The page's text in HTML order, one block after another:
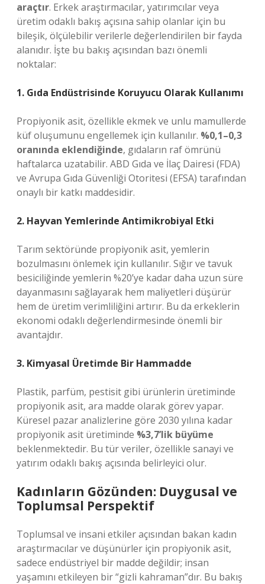
araçtır. Erkek araştırmacılar, yatırımcılar veya
üretim odaklı bakış açısına sahip olanlar için bu
bileşik, ölçülebilir verilerle değerlendirilen bir fayda
alanıdır. İşte bu bakış açısından bazı önemli
noktalar:
1. Gıda Endüstrisinde Koruyucu Olarak Kullanımı
Propiyonik asit, özellikle ekmek ve unlu mamullerde
küf oluşumunu engellemek için kullanılır. %0,1–0,3
oranında eklendiğinde, gıdaların raf ömrünü
haftalarca uzatabilir. ABD Gıda ve İlaç Dairesi (FDA)
ve Avrupa Gıda Güvenliği Otoritesi (EFSA) tarafından
onaylı bir katkı maddesidir.
2. Hayvan Yemlerinde Antimikrobiyal Etki
Tarım sektöründe propiyonik asit, yemlerin
bozulmasını önlemek için kullanılır. Sığır ve tavuk
besiciliğinde yemlerin %20’ye kadar daha uzun süre
dayanmasını sağlayarak hem maliyetleri düşürür
hem de üretim verimliliğini artırır. Bu da erkeklerin
ekonomi odaklı değerlendirmesinde önemli bir
avantajdır.
3. Kimyasal Üretimde Bir Hammadde
Plastik, parfüm, pestisit gibi ürünlerin üretiminde
propiyonik asit, ara madde olarak görev yapar.
Küresel pazar analizlerine göre 2030 yılına kadar
propiyonik asit üretiminde %3,7’lik büyüme
beklenmektedir. Bu tür veriler, özellikle sanayi ve
yatırım odaklı bakış açısında belirleyici olur.
Kadınların Gözünden: Duygusal ve
Toplumsal Perspektif
Toplumsal ve insani etkiler açısından bakan kadın
araştırmacılar ve düşünürler için propiyonik asit,
sadece endüstriyel bir madde değildir; insan
yaşamını etkileyen bir “gizli kahraman”dır. Bu bakış